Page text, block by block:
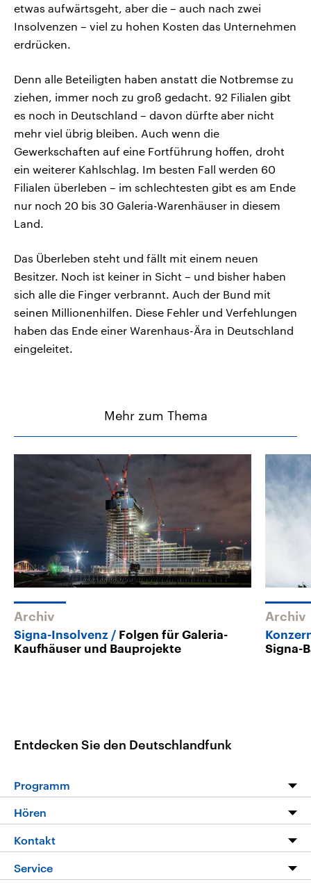
etwas aufwärtsgeht, aber die – auch nach zwei
Insolvenzen – viel zu hohen Kosten das Unternehmen
erdrücken.
Denn alle Beteiligten haben anstatt die Notbremse zu
ziehen, immer noch zu groß gedacht. 92 Filialen gibt
es noch in Deutschland – davon dürfte aber nicht
mehr viel übrig bleiben. Auch wenn die
Gewerkschaften auf eine Fortführung hoffen, droht
ein weiterer Kahlschlag. Im besten Fall werden 60
Filialen überleben – im schlechtesten gibt es am Ende
nur noch 20 bis 30 Galeria-Warenhäuser in diesem
Land.
Das Überleben steht und fällt mit einem neuen
Besitzer. Noch ist keiner in Sicht – und bisher haben
sich alle die Finger verbrannt. Auch der Bund mit
seinen Millionenhilfen. Diese Fehler und Verfehlungen
haben das Ende einer Warenhaus-Ära in Deutschland
eingeleitet.
Mehr zum Thema
Archiv
Signa-Insolvenz
Folgen für Galeria-
Kaufhäuser und Bauprojekte
Archiv
Signa-
Entdecken Sie den Deutschlandfunk
Programm
Programm
Die Nachrichten
Nachrichtenleicht
Hören
Livestream
Podcasts
Kontakt
Hörerservice
Service